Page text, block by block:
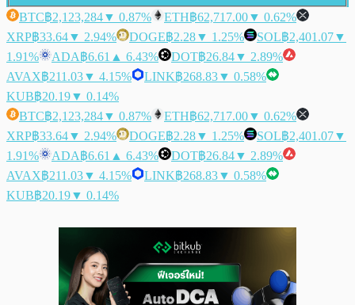
BTC฿2,123,284▼ 0.87% ETH฿62,717.00▼ 0.62%
XRP฿33.64▼ 2.94% DOGE฿2.28▼ 1.25% SOL฿2,401.07▼
1.91%
ADA฿6.61 ▲ 6.43% DOT฿26.84▼ 2.89%
AVAX฿211.03▼ 4.15% LINK฿268.83▼ 0.58%
KUB฿20.19▼ 0.14%
BTC฿2,123,284▼ 0.87% ETH฿62,717.00▼ 0.62%
XRP฿33.64▼ 2.94% DOGE฿2.28▼ 1.25% SOL฿2,401.07▼
1.91%
ADA฿6.61 ▲ 6.43% DOT฿26.84▼ 2.89%
AVAX฿211.03▼ 4.15% LINK฿268.83▼ 0.58%
KUB฿20.19▼ 0.14%